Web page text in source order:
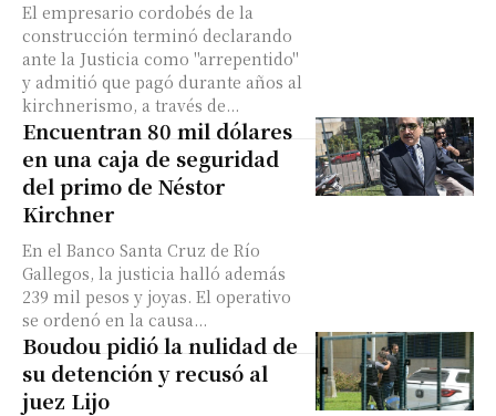
El empresario cordobés de la
construcción terminó declarando
ante la Justicia como "arrepentido"
y admitió que pagó durante años al
kirchnerismo, a través de...
Encuentran 80 mil dólares
en una caja de seguridad
del primo de Néstor
Kirchner
En el Banco Santa Cruz de Río
Gallegos, la justicia halló además
239 mil pesos y joyas. El operativo
se ordenó en la causa...
Boudou pidió la nulidad de
su detención y recusó al
juez Lijo